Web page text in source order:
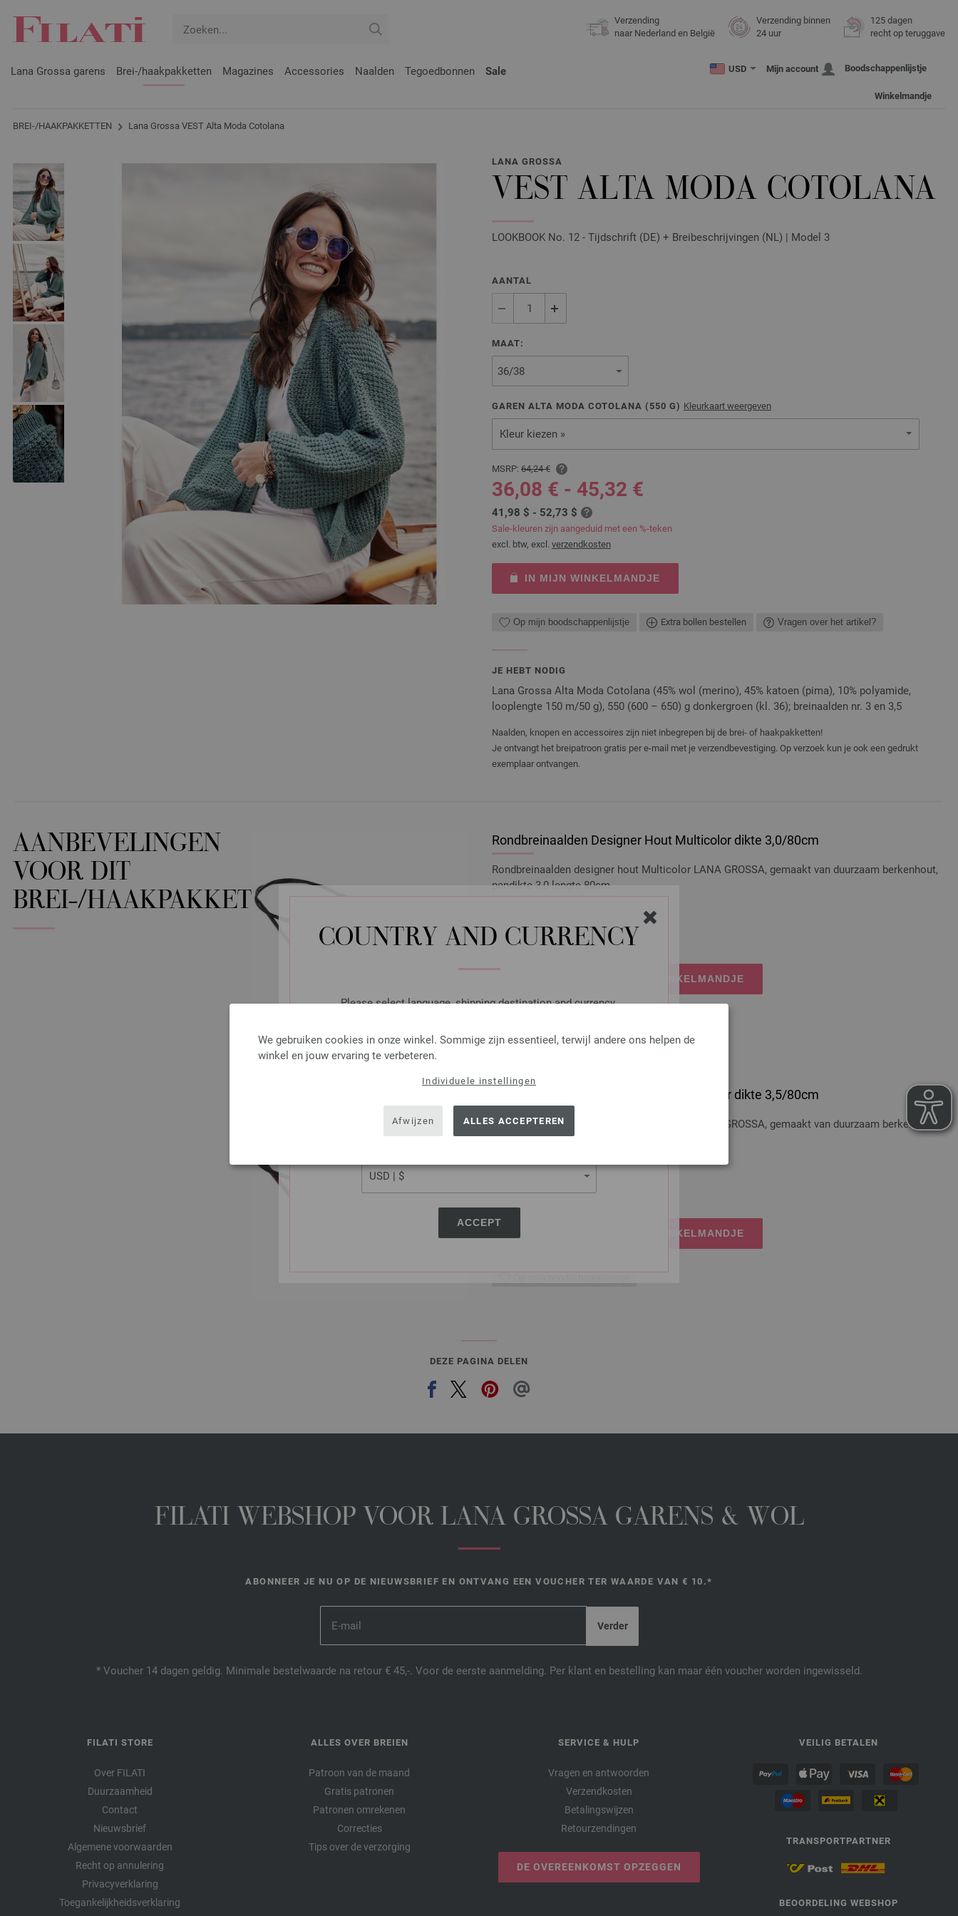
COUNTRY AND CURRENCY
Please select language, shipping destination and currency.
SHIPPING TO
USA - The United States of America
ACCEPT
We gebruiken cookies in onze winkel. Sommige zijn essentieel, terwijl andere ons helpen de
winkel en jouw ervaring te verbeteren.
Individuele instellingen
Afwijzen ALLES ACCEPTEREN
Verzending
naar Nederland en België
Verzending binnen
24 uur
125 dagen
recht op teruggave
Lana Grossa garens Brei-/haakpakketten Magazines Accessories Naalden Tegoedbonnen Sale USD Mijn account Boodschappenlijstje
Winkelmandje
BREI-/HAAKPAKKETTEN Lana Grossa VEST Alta Moda Cotolana
LANA GROSSA
VEST ALTA MODA COTOLANA
LOOKBOOK No. 12 - Tijdschrift (DE) + Breibeschrijvingen (NL) | Model 3
AANTAL
MAAT:
GAREN ALTA MODA COTOLANA ( 550 G) Kleurkaart weergeven
Kleur kiezen »
MSRP: 64,24 €
36,08 € - 45,32 €
41,98 $ - 52,73 $
Sale-kleuren zijn aangeduid met een %-teken
excl. btw, excl. verzendkosten
IN MIJN WINKELMANDJE
Op mijn boodschappenlijstje Extra bollen bestellen Vragen over het artikel?
JE HEBT NODIG
Lana Grossa Alta Moda Cotolana (45% wol (merino), 45% katoen (pima), 10% polyamide,
looplengte 150 m/50 g), 550 (600 – 650) g donkergroen (kl. 36); breinaalden nr. 3 en 3,5
Naalden, knopen en accessoires zijn niet inbegrepen bij de brei- of haakpakketten!
Je ontvangt het breipatroon gratis per e-mail met je verzendbevestiging. Op verzoek kun je ook een gedrukt
exemplaar ontvangen.
AANBEVELINGEN
VOOR DIT
BREI-/HAAKPAKKET
Rondbreinaalden Designer Hout Multicolor dikte 3,0/80cm
Rondbreinaalden designer hout Multicolor LANA GROSSA, gemaakt van duurzaam berkenhout,
pendikte 3,0 lengte 80cm
8,31 $ excl. btw, excl. verzendkosten
IN MIJN WINKELMANDJE
Rondbreinaalden Designer Hout Multicolor dikte 3,5/80cm
Rondbreinaalden designer hout Multicolor LANA GROSSA, gemaakt van duurzaam berkenhout,
pendikte 3,5 lengte 80cm
7,14 €
excl. btw, excl.
AANTAL
IN MIJN WINKELMANDJE
DEZE PAGINA DELEN
FILATI WEBSHOP VOOR LANA GROSSA GARENS & WOL
ABONNEER JE NU OP DE NIEUWSBRIEF EN ONTVANG EEN VOUCHER TER WAARDE VAN € 10.*
* Voucher 14 dagen geldig. Minimale bestelwaarde na retour € 45,-. Voor de eerste aanmelding. Per klant en bestelling kan maar één voucher worden ingewisseld.
FILATI STORE
Over FILATI
Duurzaamheid
Contact
Nieuwsbrief
Algemene voorwaarden
Recht op annulering
Privacyverklaring
Toegankelijkheidsverklaring
ALLES OVER BREIEN
Patroon van de maand
Gratis patronen
Patronen omrekenen
Correcties
Tips over de verzorging
SERVICE & HULP
Vragen en antwoorden
Verzendkosten
Betalingswijzen
Retourzendingen
DE OVEREENKOMST OPZEGGEN
VEILIG BETALEN
TRANSPORTPARTNER
BEOORDELING WEBSHOP